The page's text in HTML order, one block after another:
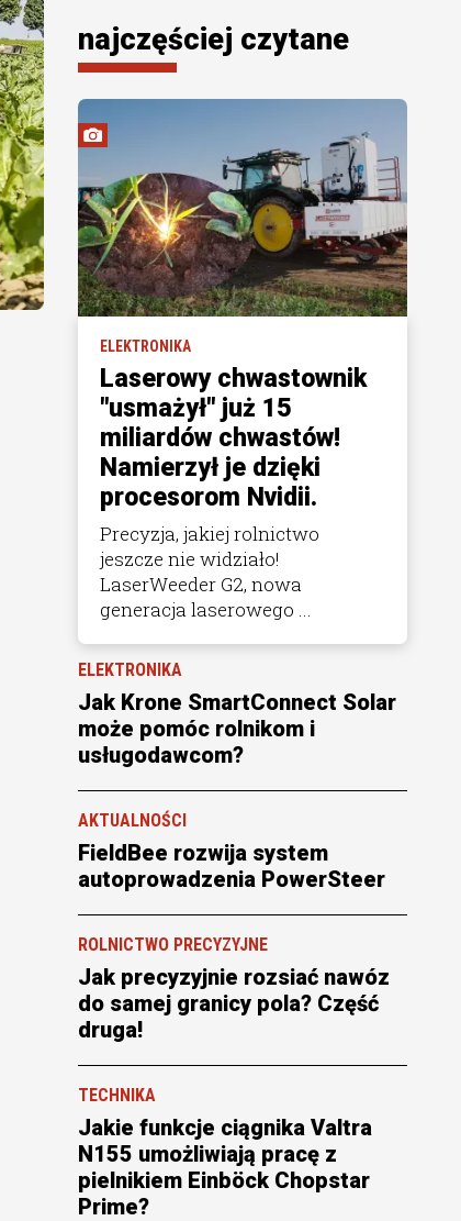
najczęściej czytane
ELEKTRONIKA
Laserowy chwastownik
"usmażył" już 15
miliardów chwastów!
Namierzył je dzięki
procesorom Nvidii.
Precyzja, jakiej rolnictwo
jeszcze nie widziało!
LaserWeeder G2, nowa
generacja laserowego ...
ELEKTRONIKA
Jak Krone SmartConnect Solar
może pomóc rolnikom i
usługodawcom?
AKTUALNOŚCI
FieldBee rozwija system
autoprowadzenia PowerSteer
ROLNICTWO PRECYZYJNE
Jak precyzyjnie rozsiać nawóz
do samej granicy pola? Część
druga!
TECHNIKA
Jakie funkcje ciągnika Valtra
N155 umożliwiają pracę z
pielnikiem Einböck Chopstar
Prime?